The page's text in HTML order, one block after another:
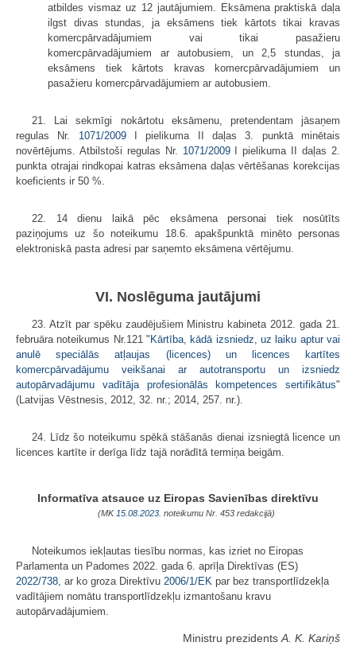
atbildes vismaz uz 12 jautājumiem. Eksāmena praktiskā daļa
ilgst divas stundas, ja eksāmens tiek kārtots tikai kravas
komercpārvadājumiem vai tikai pasažieru
komercpārvadājumiem ar autobusiem, un 2,5 stundas, ja
eksāmens tiek kārtots kravas komercpārvadājumiem un
pasažieru komercpārvadājumiem ar autobusiem.
21. Lai sekmīgi nokārtotu eksāmenu, pretendentam jāsaņem
regulas Nr. 1071/2009I pielikuma II daļas 3. punktā minētais
novērtējums. Atbilstoši regulas Nr. 1071/2009I pielikuma II daļas 2.
punkta otrajai rindkopai katras eksāmena daļas vērtēšanas korekcijas
koeficients ir 50 %.
22. 14 dienu laikā pēc eksāmena personai tiek nosūtīts
paziņojums uz šo noteikumu 18.6. apakšpunktā minēto personas
elektroniskā pasta adresi par saņemto eksāmena vērtējumu.
VI. Noslēguma jautājumi
23. Atzīt par spēku zaudējušiem Ministru kabineta 2012. gada 21.
februāra noteikumus Nr.121 " Kārtība, kādā izsniedz, uz laiku aptur vai
anulē speciālās atļaujas (licences) un licences kartītes
komercpārvadājumu veikšanai ar autotransportu un izsniedz
autopārvadājumu vadītāja profesionālās kompetences sertifikātus"
(Latvijas Vēstnesis, 2012, 32. nr.; 2014, 257. nr.).
24. Līdz šo noteikumu spēkā stāšanās dienai izsniegtā licence un
licences kartīte ir derīga līdz tajā norādītā termiņa beigām.
Informatīva atsauce uz Eiropas Savienības direktīvu
(MK15.08.2023. noteikumu Nr. 453 redakcijā)
Noteikumos iekļautas tiesību normas, kas izriet no Eiropas
Parlamenta un Padomes 2022. gada 6. aprīļa Direktīvas (ES)
2022/738, ar ko groza Direktīvu 2006/1/EK par bez transportlīdzekļa
vadītājiem nomātu transportlīdzekļu izmantošanu kravu
autopārvadājumiem.
Ministru prezidentsA. K. Kariņš